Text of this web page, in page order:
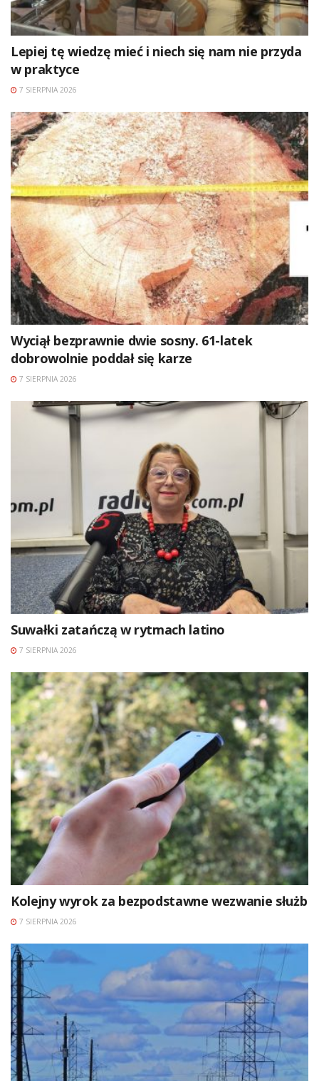
Lepiej tę wiedzę mieć i niech się nam nie przyda
w praktyce
7 SIERPNIA 2026
Wyciął bezprawnie dwie sosny. 61-latek
dobrowolnie poddał się karze
7 SIERPNIA 2026
Suwałki zatańczą w rytmach latino
7 SIERPNIA 2026
Kolejny wyrok za bezpodstawne wezwanie służb
7 SIERPNIA 2026